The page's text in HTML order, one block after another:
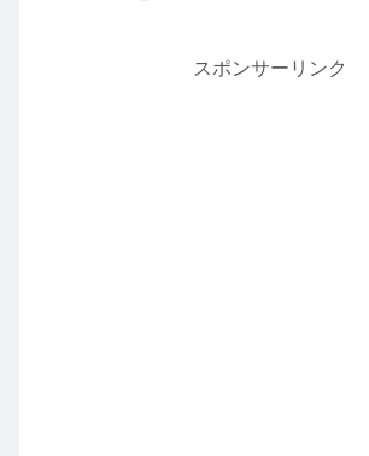
スポンサーリンク